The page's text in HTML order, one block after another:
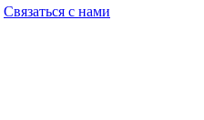
Связаться с нами